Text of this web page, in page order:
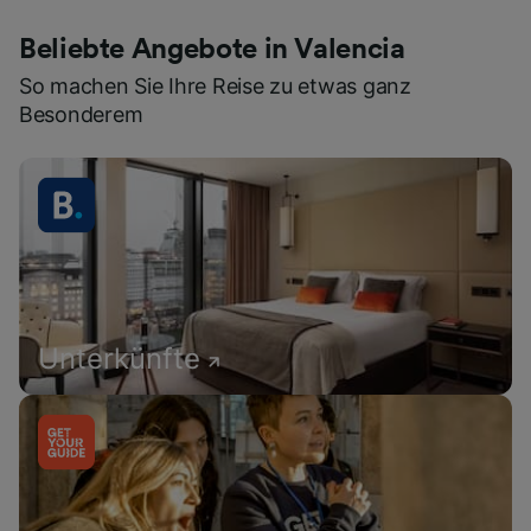
Beliebte Angebote in Valencia
So machen Sie Ihre Reise zu etwas ganz
Besonderem
Unterkünfte